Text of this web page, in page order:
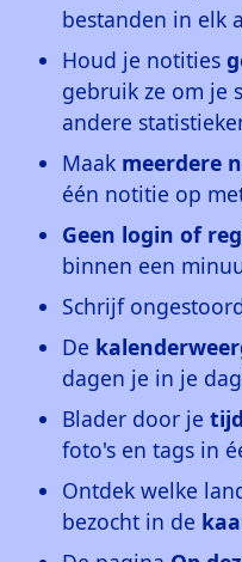
bestanden in elk
Houd je notities
gebruik ze om je
andere
Maak meerdere
één notitie op
Geen login of
binnen een
Schrijf
De
dagen je in je
Blader door je
foto's en tags in
Ontdek welke
bezocht in de